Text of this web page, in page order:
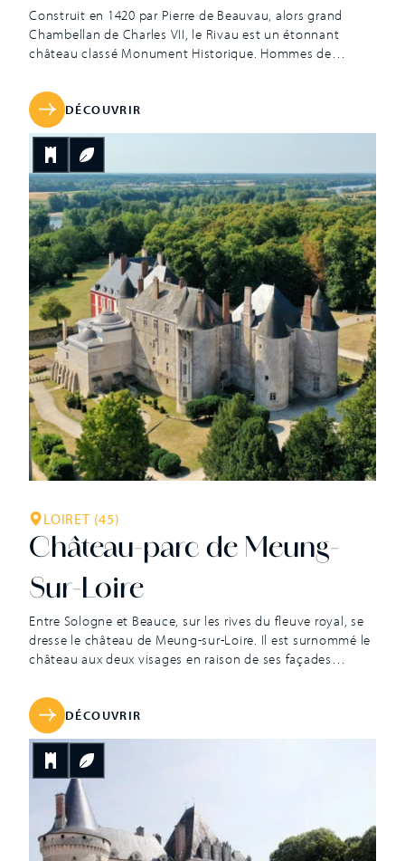
Construit en 1420 par Pierre de Beauvau, alors grand
Chambellan de Charles VII, le Rivau est un étonnant
château classé Monument Historique. Hommes de
des comtes d’Anjou et s’allient même au milieu du XVe
siècle à la famille royale. À partir de 1714, plusieurs
propriétaires s’y succèdent, du marquis de Castellane,
seigneur de Villandry, jusqu’au peintre Pierre-Laurent
Brenot et depuis 1992 la famille Laigneau qui a entrepris
une campagne de restauration indispensable et
exemplaire longue de vingt années. À l’intérieur, les
meubles précieux, coffres, dressoirs ou lits à baldaquin,
se confrontent […]
DÉCOUVRIR
LOIRET (45)
Château-parc de Meung-
Sur-Loire
Entre Sologne et Beauce, sur les rives du fleuve royal, se
dresse le château de Meung-sur-Loire. Il est surnommé le
château aux deux visages en raison de ses façades
jusqu’à la Révolution française la prestigieuse résidence
des évêques d’Orléans. Il est un des rares châteaux
construits par et pour des évêques. C’est au XIIIe siècle
que l’évêque Manassès de Seignelay érige un véritable
palais, une résidence digne de lui et de son rang. Des
agrandissements seront menés les siècles suivants et
notamment pendant la guerre de Cent Ans où les
évêques agrandissent […]
DÉCOUVRIR